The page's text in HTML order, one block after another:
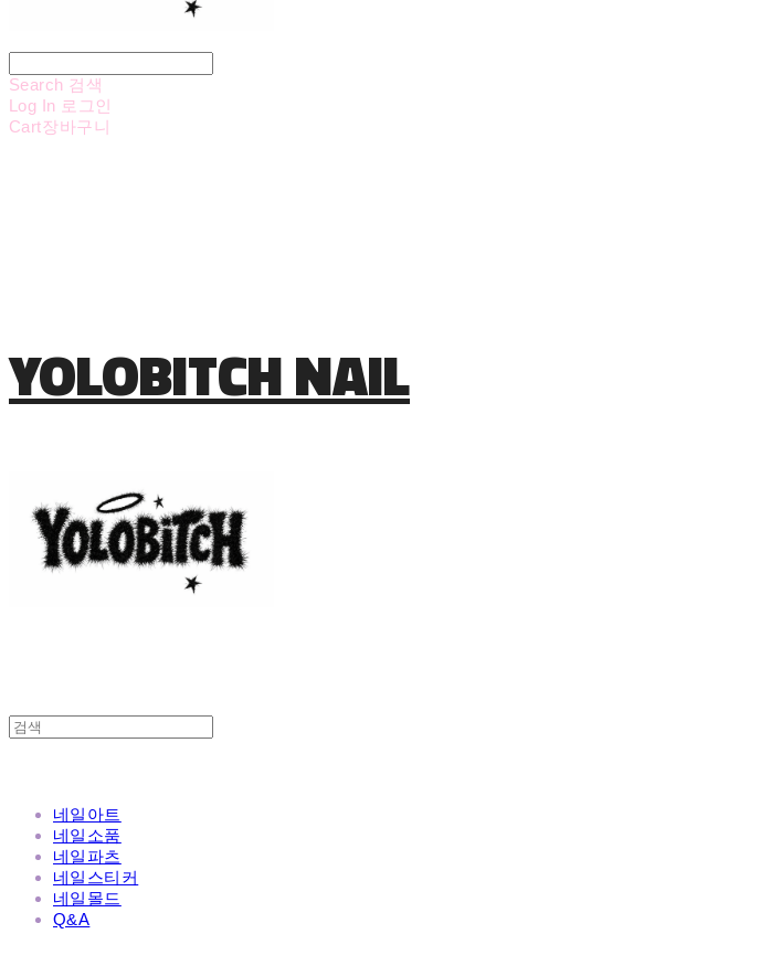
Search 검색
Log In 로그인
Cart장바구니
YOLOBITCH NAIL
네일아트
네일소품
네일파츠
네일스티커
네일몰드
Q&A